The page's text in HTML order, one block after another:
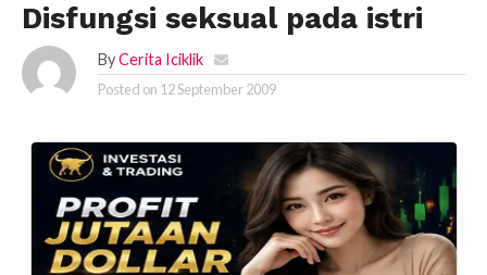
Disfungsi seksual pada istri
By Cerita Iciklik
Posted on 12 September 2009